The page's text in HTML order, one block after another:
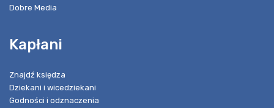
Dobre Media
Kapłani
Znajdź księdza
Dziekani i wicedziekani
Godności i odznaczenia